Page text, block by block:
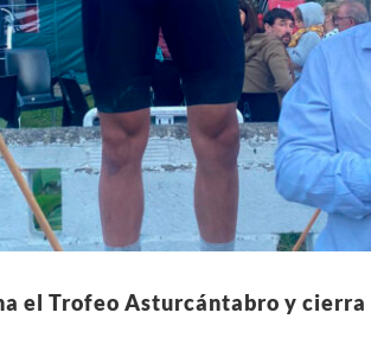
el Trofeo Asturcántabro y